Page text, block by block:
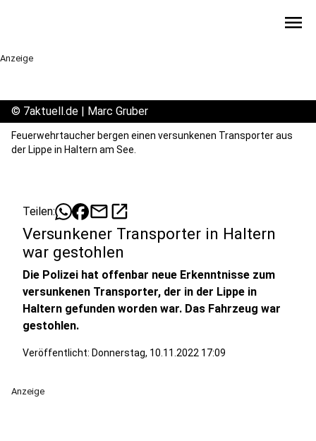
menu
Anzeige
© 7aktuell.de | Marc Gruber
Feuerwehrtaucher bergen einen versunkenen Transporter aus
der Lippe in Haltern am See.
Teilen: mailopen_in_new
Versunkener Transporter in Haltern
war gestohlen
Die Polizei hat offenbar neue Erkenntnisse zum
versunkenen Transporter, der in der Lippe in
Haltern gefunden worden war. Das Fahrzeug war
gestohlen.
Veröffentlicht: Donnerstag, 10.11.2022 17:09
Anzeige